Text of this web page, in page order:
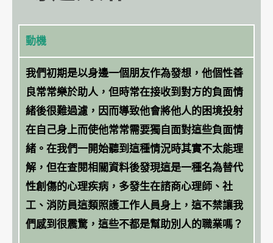
動機
我們初期是以身邊一個朋友作為發想，他個性善
良常常樂於助人，但時常在接收到對方的負面情
緒後很難過濾，因而導致他會將他人的困境投射
在自己身上而使他常常需要獨自面對這些負面情
緒。在我們一開始聽到這種情況時其實不太能理
解，但在查閱相關資料後發現這是一種名為替代
性創傷的心理疾病，多發生在諮商心理師、社
工、消防員這類照護工作人員身上，這不禁讓我
們感到很震驚，這些不都是幫助別人的職業嗎？